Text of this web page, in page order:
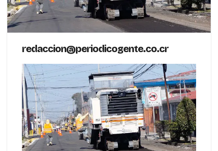
redaccion@periodicogente.co.cr